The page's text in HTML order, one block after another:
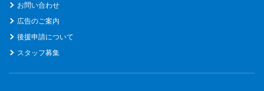
お問い合わせ
広告のご案内
後援申請について
スタッフ募集